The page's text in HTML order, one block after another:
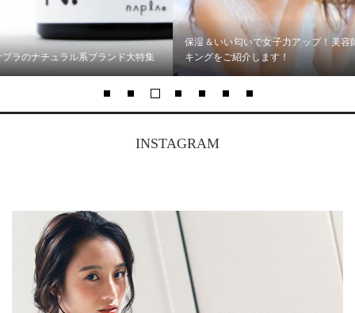
保湿＆いい匂いで女子力アップ！美容師がおすすめするヘアミスト人気ラン
キングをご紹介します！
INSTAGRAM